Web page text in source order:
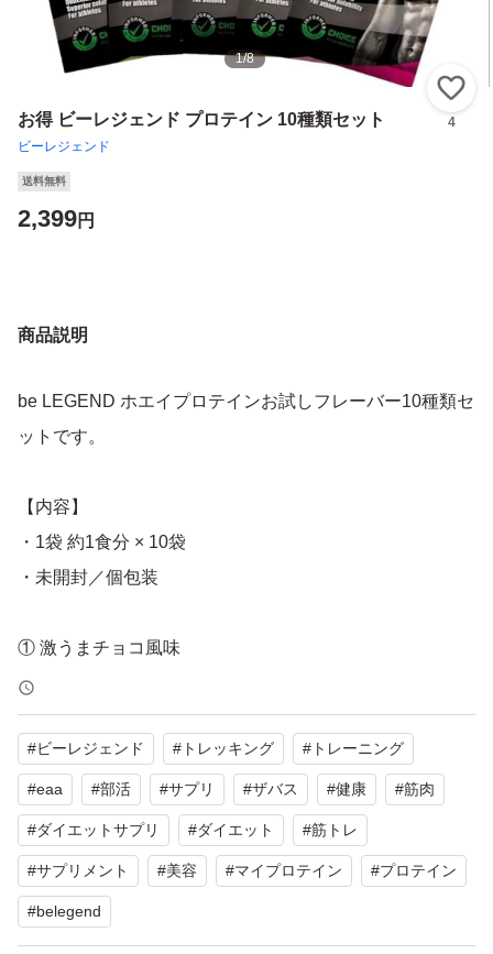
1/8
お得 ビーレジェンド プロテイン 10種類セット
ビーレジェンド
4
送料無料
2,399円
商品説明
be LEGEND ホエイプロテインお試しフレーバー10種類セ
ットです。
【内容】
・1袋 約1食分 × 10袋
・未開封／個包装
① 激うまチョコ風味
② ベリベリベリー風味
③ そんなバナナ風味
④ キャラメル珈琲風味
⑤ 抹茶のチャチャチャ風味
⑥ ぴちぴちハッピーチ風味
⑦ 初恋のイチゴ風味
⑧ 背中に鬼レモン風味
⑨ GO!GO!マンゴー!風味
#ビーレジェンド # トレッキング # トレーニング
#eaa #部活 #サプリ #ザバス #健康 #筋肉
#ダイエットサプリ #ダイエット #筋トレ
#サプリメント #美容 #マイプロテイン #プロテイン
#belegend